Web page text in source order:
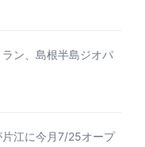
ン、島根半島ジオパ
片江に今月7/25オープ